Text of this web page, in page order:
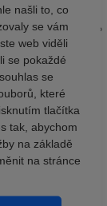
našli to, co
se vám
web viděli
se pokaždé
se
které
tlačítka
tak, abychom
na základě
na stránce